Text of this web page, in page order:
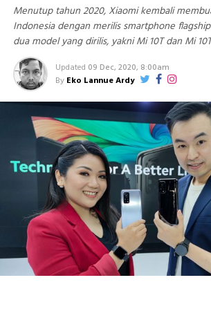
Menutup tahun 2020, Xiaomi kembali
Indonesia dengan merilis smartphone
dua model yang dirilis, yakni Mi 10T dan Mi
Updated 09 Dec, 2020, 8:00am
By Eko Lannue Ardy